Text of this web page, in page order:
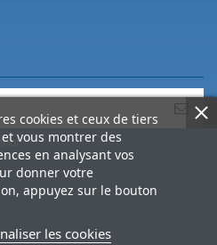
cookies et ceux de tiers
vous montrer des
en analysant vos
donner votre
appuyez sur le bouton
les cookies
nos